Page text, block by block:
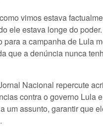
vimos estava
ele estava longe do
a campanha de Lula
que a denúncia nunca
Nacional repercute
contra o governo Lula
um assunto, garantir que